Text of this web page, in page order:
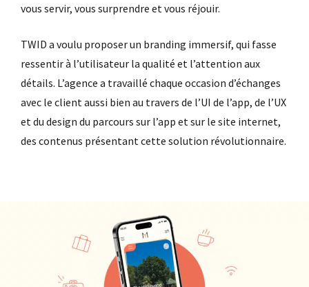
vous servir, vous surprendre et vous réjouir.
TWID a voulu proposer un branding immersif, qui fasse
ressentir à l’utilisateur la qualité et l’attention aux
détails. L’agence a travaillé chaque occasion d’échanges
avec le client aussi bien au travers de l’UI de l’app, de l’UX
et du design du parcours sur l’app et sur le site internet,
des contenus présentant cette solution révolutionnaire.